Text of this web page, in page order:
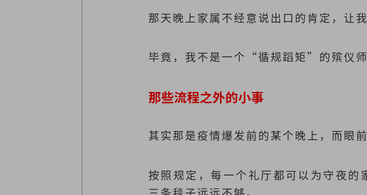
那天晚上家属不经意说出口的肯定，让
毕竟，我不是一个“循规蹈矩”的殡仪师
那些流程之外的小事
其实那是疫情爆发前的某个晚上，而眼
按照规定，每一个礼厅都可以为守夜的